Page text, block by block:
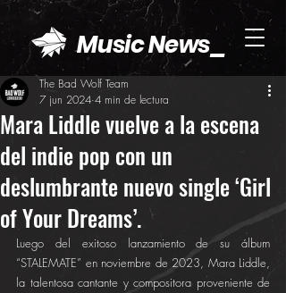
Music News_
Mara Liddle vuelve a la escena
del indie pop con un
deslumbrante nuevo single ‘Girl
of Your Dreams’.
The Bad Wolf Team
7 jun 2024 4 min de lectura
Luego del exitoso lanzamiento de su álbum
“STALEMATE” en noviembre de 2023, Mara Liddle,
la talentosa cantante y compositora proveniente de